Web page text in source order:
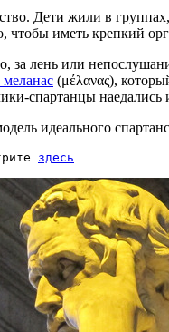
Дети жили в
чтобы иметь крепкий
за лень или
меланас (μέλανας),
спартанцы
идеального
здесь